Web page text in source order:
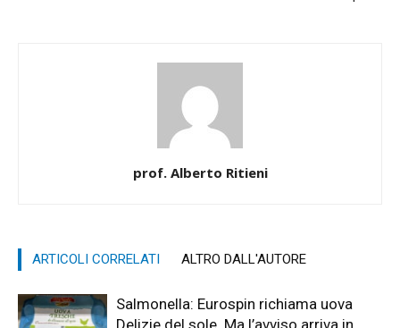
prof. Alberto Ritieni
ARTICOLI CORRELATI ALTRO DALL'AUTORE
Salmonella: Eurospin richiama uova
Delizie del sole. Ma l’avviso arriva in